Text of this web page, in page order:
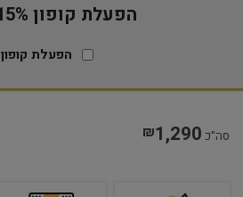
הפעלת קופון 15% הנחה
הפעלת קופון
סה"כ ₪1,290